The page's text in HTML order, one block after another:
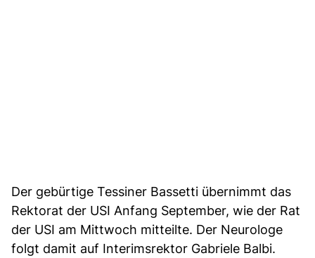
Der gebürtige Tessiner Bassetti übernimmt das
Rektorat der USI Anfang September, wie der Rat
der USI am Mittwoch mitteilte. Der Neurologe
folgt damit auf Interimsrektor Gabriele Balbi.